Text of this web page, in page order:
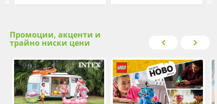
Промоции, акценти и
трайно ниски цени